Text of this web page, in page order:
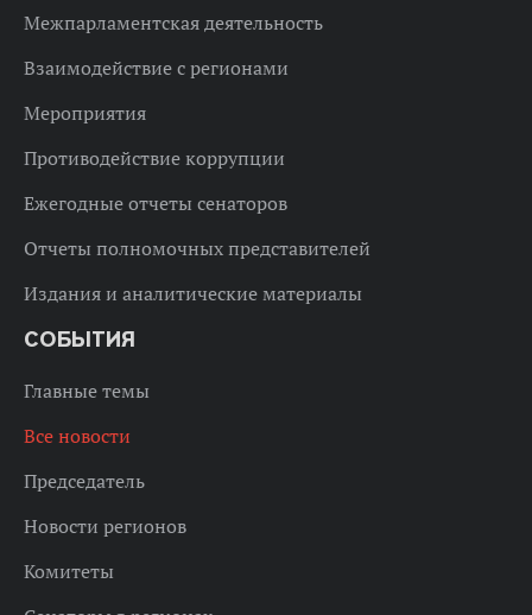
Межпарламентская деятельность
Взаимодействие с регионами
Мероприятия
Противодействие коррупции
Ежегодные отчеты сенаторов
Отчеты полномочных представителей
Издания и аналитические материалы
СОБЫТИЯ
Главные темы
Все новости
Председатель
Новости регионов
Комитеты